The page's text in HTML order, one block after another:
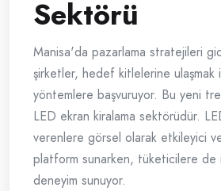
Sektörü
Manisa'da pazarlama stratejileri
şirketler, hedef kitlelerine ulaşmak
yöntemlere başvuruyor. Bu yeni
LED ekran kiralama sektörüdür.
verenlere görsel olarak etkileyici
platform sunarken, tüketicilere de
deneyim sunuyor.